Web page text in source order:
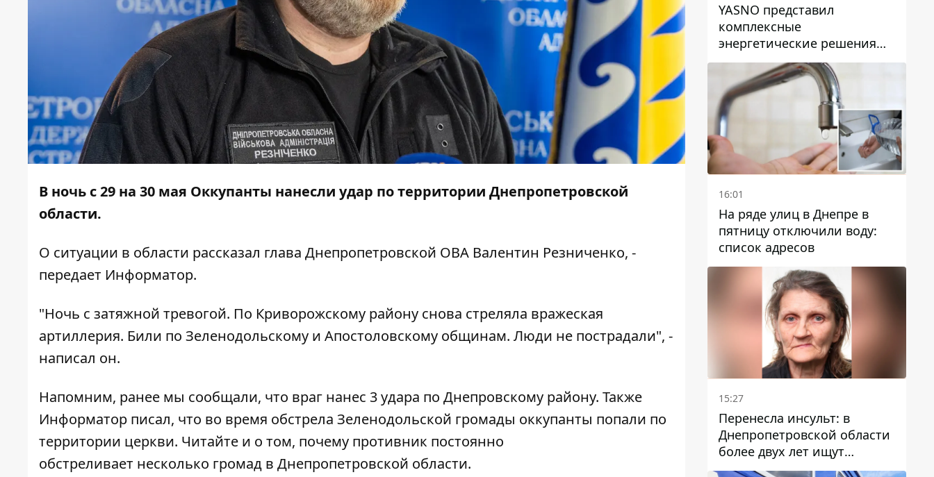
В ночь с 29 на 30 мая Оккупанты нанесли удар по территории Днепропетровской
области.
О ситуации в области рассказал глава Днепропетровской ОВА Валентин Резниченко, -
передает Информатор.
"Ночь с затяжной тревогой. По Криворожскому району снова стреляла вражеская
артиллерия. Били по Зеленодольскому и Апостоловскому общинам. Люди не пострадали", -
написал он.
Напомним, ранее мы сообщали, что враг нанес 3 удара по Днепровскому району. Также
Информатор писал, что во время обстрела Зеленодольской громады оккупанты попали по
территории церкви. Читайте и о том, почему противник постоянно
обстреливает несколько громад в Днепропетровской области.
YASNO представил
комплексные
энергетические решения
для бизнеса в Днепре
16:01
На ряде улиц в Днепре в
пятницу отключили воду:
список адресов
15:27
Перенесла инсульт: в
Днепропетровской области
более двух лет ищут
пропавшую женщину